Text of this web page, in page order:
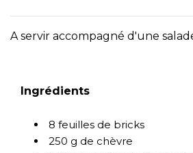
A servir accompagné d'une
Ingrédients
8 feuilles de bricks
250 g de chèvre